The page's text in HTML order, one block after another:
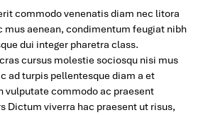
commodo venenatis diam nec litora
mus aenean, condimentum feugiat nibh
dui integer pharetra class.
cursus molestie sociosqu nisi mus
ad turpis pellentesque diam a et
vulputate commodo ac praesent
Dictum viverra hac praesent ut risus,